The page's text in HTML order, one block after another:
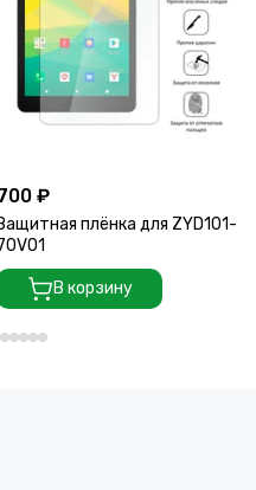
₽
плёнка для ZYD101-
В корзину